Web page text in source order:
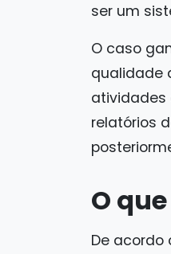
ser um
O caso
qualidade
atividades
relatórios
O
De acordo